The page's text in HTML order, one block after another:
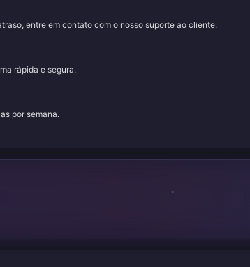
entre em contato com o nosso suporte ao cliente.
rápida e segura.
por semana.